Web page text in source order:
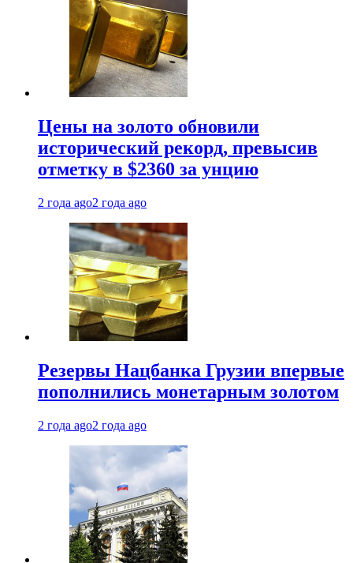
Цены на золото обновили
исторический рекорд, превысив
отметку в $2360 за унцию
2 года ago2 года ago
Резервы Нацбанка Грузии впервые
пополнились монетарным золотом
2 года ago2 года ago